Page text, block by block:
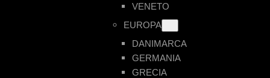
VENETO
EUROPA
DANIMARCA
GERMANIA
GRECIA